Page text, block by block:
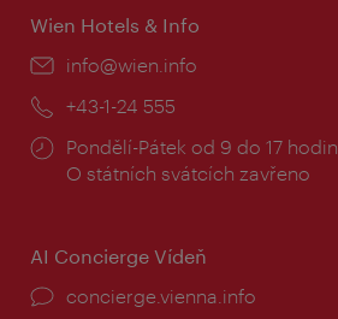
Wien Hotels & Info
E-
info@wien.info
Telefon:
+43-1-24 555
Provozní
doba:
Pondělí-Pátek od 9 do 17 hodin
O státních svátcích zavřeno
AI Concierge Vídeň
concierge.vienna.info